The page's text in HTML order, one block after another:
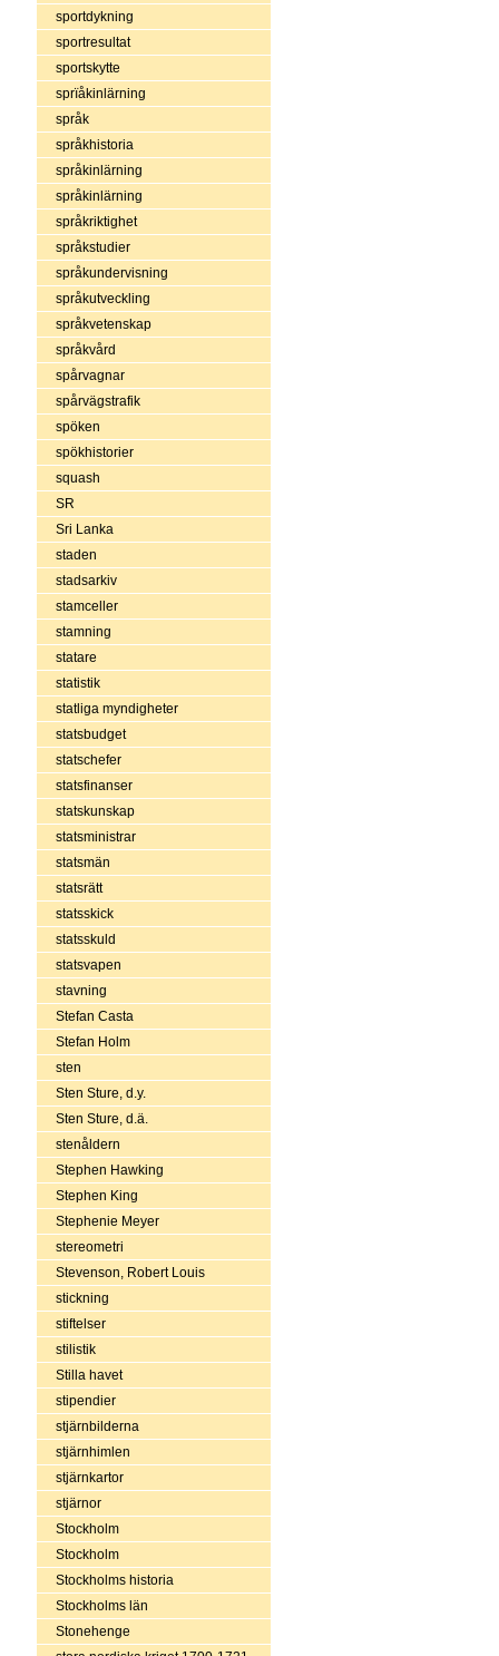
sportdykning
sportresultat
sportskytte
sprïåkinlärning
språk
språkhistoria
språkinlärning
språkinlärning
språkriktighet
språkstudier
språkundervisning
språkutveckling
språkvetenskap
språkvård
spårvagnar
spårvägstrafik
spöken
spökhistorier
squash
SR
Sri Lanka
staden
stadsarkiv
stamceller
stamning
statare
statistik
statliga myndigheter
statsbudget
statschefer
statsfinanser
statskunskap
statsministrar
statsmän
statsrätt
statsskick
statsskuld
statsvapen
stavning
Stefan Casta
Stefan Holm
sten
Sten Sture, d.y.
Sten Sture, d.ä.
stenåldern
Stephen Hawking
Stephen King
Stephenie Meyer
stereometri
Stevenson, Robert Louis
stickning
stiftelser
stilistik
Stilla havet
stipendier
stjärnbilderna
stjärnhimlen
stjärnkartor
stjärnor
Stockholm
Stockholm
Stockholms historia
Stockholms län
Stonehenge